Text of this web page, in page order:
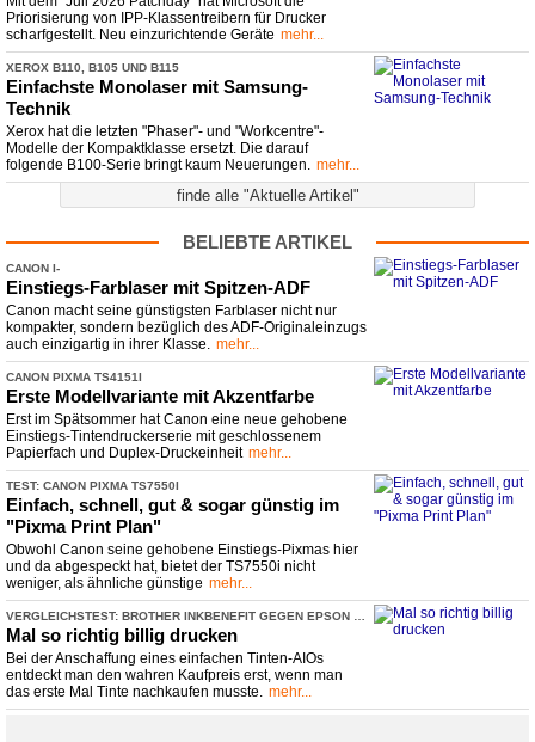
Priorisierung von IPP-Klassentreibern für Drucker
scharfgestellt. Neu einzurichtende Geräte mehr...
XEROX B110, B105 UND B115
Einfachste Monolaser mit Samsung-
Technik
Xerox hat die letzten "Phaser"- und "Workcentre"-
Modelle der Kompaktklasse ersetzt. Die darauf
folgende B100-Serie bringt kaum Neuerungen.
mehr...
finde alle "Aktuelle Artikel"
BELIEBTE ARTIKEL
CANON I-
​SENSYS MF667CDW, MF664CDW UND LBP647CDW & LBP646CDW
Einstiegs-​Farblaser mit Spitzen-​ADF
Canon macht seine günstigsten Farblaser nicht nur
kompakter, sondern bezüglich des ADF-Originaleinzugs
auch einzigartig in ihrer Klasse.
mehr...
CANON PIXMA TS4151I
Erste Modellvariante mit Akzentfarbe
Erst im Spätsommer hat Canon eine neue gehobene
Einstiegs-Tintendruckerserie mit geschlossenem
Papierfach und Duplex-Druckeinheit mehr...
TEST: CANON PIXMA TS7550I
Einfach, schnell, gut & sogar günstig im
"Pixma Print Plan"
Obwohl Canon seine gehobene Einstiegs-Pixmas hier
und da abgespeckt hat, bietet der TS7550i nicht
weniger, als ähnliche günstige mehr...
Mal so richtig billig drucken
Bei der Anschaffung eines einfachen Tinten-AIOs
entdeckt man den wahren Kaufpreis erst, wenn man
das erste Mal Tinte nachkaufen musste.
mehr...